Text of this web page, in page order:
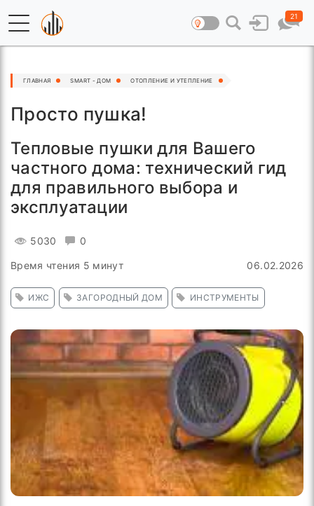
21
ГЛАВНАЯ SMART - ДОМ ОТОПЛЕНИЕ И УТЕПЛЕНИЕ
Просто пушка!
Тепловые пушки для Вашего
частного дома: технический гид
для правильного выбора и
эксплуатации
5030 0
Время чтения 5 минут 06.02.2026
ИЖС ЗАГОРОДНЫЙ ДОМ ИНСТРУМЕНТЫ